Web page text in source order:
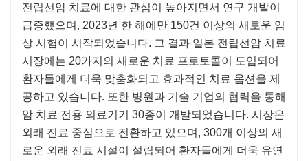
전립선암 치료에 대한 관심이 높아지면서 연구 개발이
급증했으며, 2023년 한 해에만 150건 이상의 새로운 임
상 시험이 시작되었습니다. 그 결과 일본 전립선암 치료
시장에는 20가지의 새로운 치료 프로토콜이 도입되어
환자들에게 더욱 맞춤화되고 효과적인 치료 옵션을 제
공하고 있습니다. 또한 병원과 기술 기업의 협력을 통해
암 치료 전용 의료기기 30종이 개발되었습니다. 시장은
외래 진료 중심으로 전환하고 있으며, 300개 이상의 새
로운 외래 진료 시설이 설립되어 환자들에게 더욱 유연